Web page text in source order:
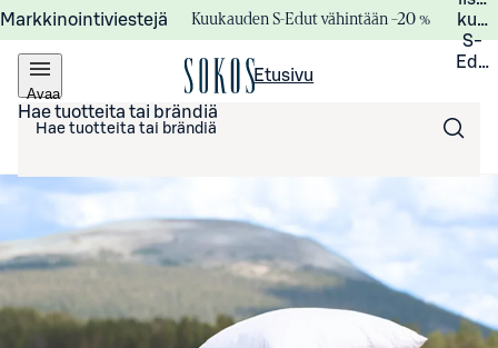
Markkinointiviestejä Kuukauden S-Edut vähintään –20 %
S-
Avaa
valikko
Etusivu
Hae tuotteita tai brändiä